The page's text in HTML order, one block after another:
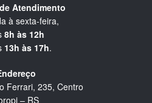
Atendimento
à sexta-feira,
8h às 12h
13h às 17h.
Ferrari, 235, Centro
– RS